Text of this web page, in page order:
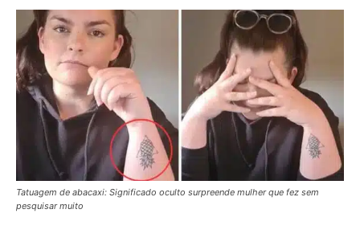
Tatuagem de abacaxi: Significado oculto surpreende mulher que fez sem
pesquisar muito